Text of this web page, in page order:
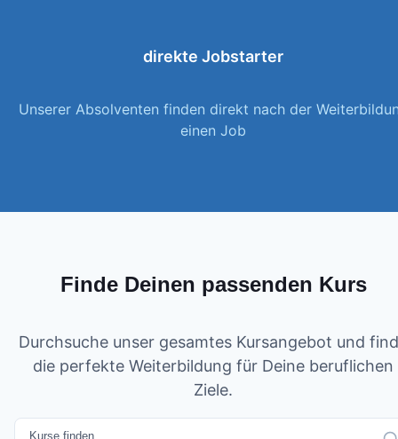
direkte Jobstarter
Unserer Absolventen finden direkt nach der
einen Job
Finde Deinen passenden Kurs
Durchsuche unser gesamtes Kursangebot und
die perfekte Weiterbildung für Deine beruflichen
Ziele.